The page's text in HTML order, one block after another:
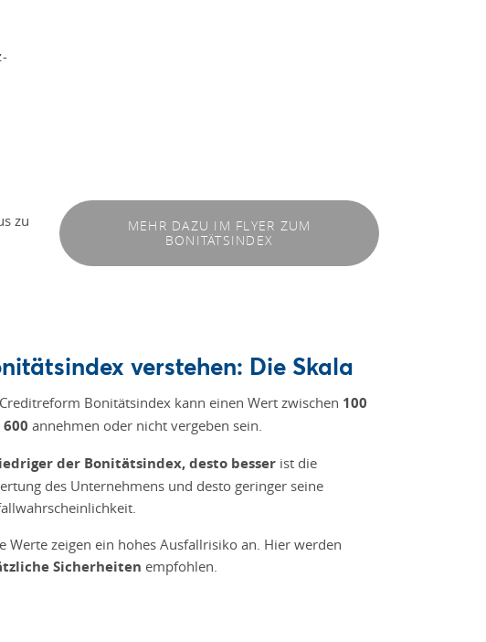
zu
MEHR DAZU IM FLYER ZUM
BONITÄTSINDEX
verstehen: Die Skala
Bonitätsindex kann einen Wert zwischen 100
annehmen oder nicht vergeben sein.
der Bonitätsindex, desto besser ist die
des Unternehmens und desto geringer seine
Werte zeigen ein hohes Ausfallrisiko an. Hier werden
Sicherheiten empfohlen.